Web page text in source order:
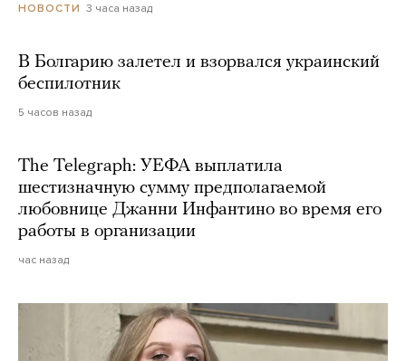
НОВОСТИ 3 часа назад
В Болгарию залетел и взорвался украинский
беспилотник
5 часов назад
The Telegraph: УЕФА выплатила
шестизначную сумму предполагаемой
любовнице Джанни Инфантино во время его
работы в организации
час назад